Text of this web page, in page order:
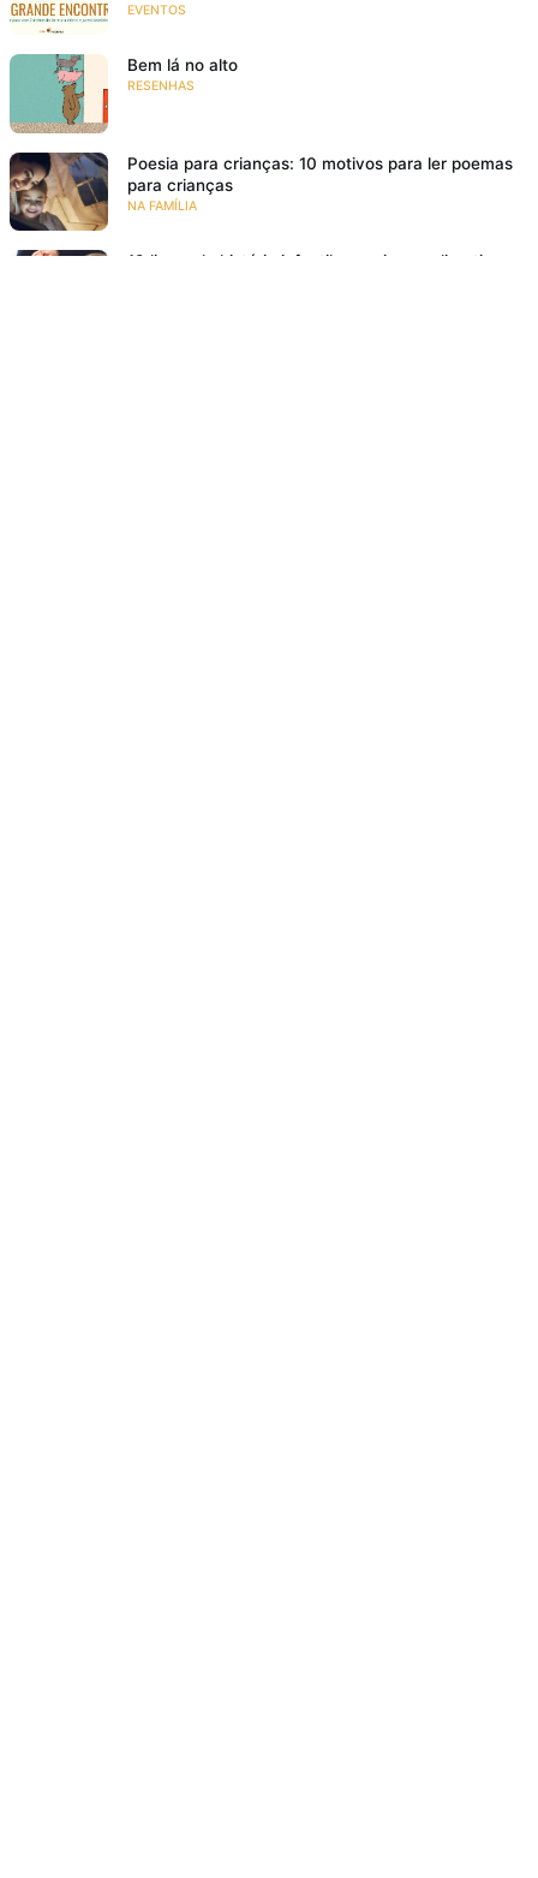
EVENTOS
Bem lá no alto
RESENHAS
Poesia para crianças: 10 motivos para ler poemas
para crianças
NA FAMÍLIA
18 livros de história infantil para rir e se divertir